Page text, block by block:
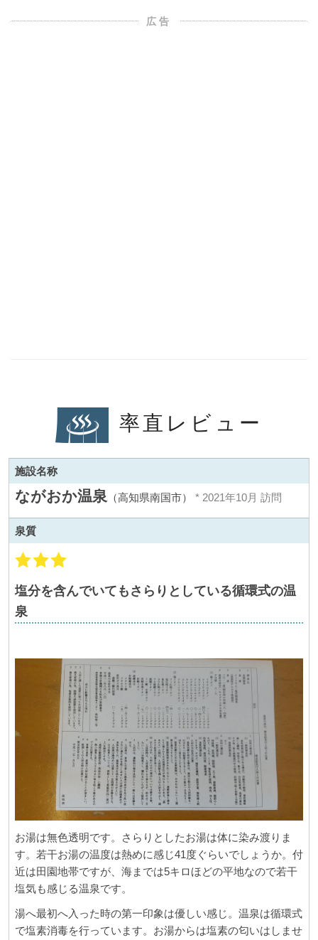
率直レビュー
施設名称
ながおか温泉 （高知県南国市） * 2021年10月 訪問
泉質
塩分を含んでいてもさらりとしている循環式の温
泉
お湯は無色透明です。さらりとしたお湯は体に染み渡りま
す。若干お湯の温度は熱めに感じ41度ぐらいでしょうか。付
近は田園地帯ですが、海までは5キロほどの平地なので若干
塩気も感じる温泉です。
湯へ最初へ入った時の第一印象は優しい感じ。温泉は循環式
で塩素消毒を行っています。お湯からは塩素の匂いはしませ